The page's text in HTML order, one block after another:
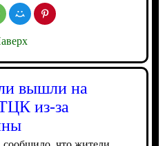
вышли на
из-за